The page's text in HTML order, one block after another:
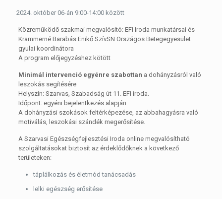
október 06-án 9:00-14:00 között
Közreműködő szakmai megvalósító: EFI Iroda munkatársai és
Krammerné Barabás Enikő SzívSN Országos Betegegyesület
gyulai koordinátora
A program előjegyzéshez kötött
Minimál intervenció egyénre szabottan a dohányzásról való
leszokás segítésére
Helyszín: Szarvas, Szabadság út 11. EFI iroda.
Időpont: egyéni bejelentkezés alapján
A dohányzási szokások feltérképezése, az abbahagyásra való
motiválás, leszokási szándék megerősítése.
A Szarvasi Egészségfejlesztési Iroda online megvalósítható
szolgáltatásokat biztosít az érdeklődőknek a következő
területeken:
táplálkozás és életmód tanácsadás
lelki egészség erősítése